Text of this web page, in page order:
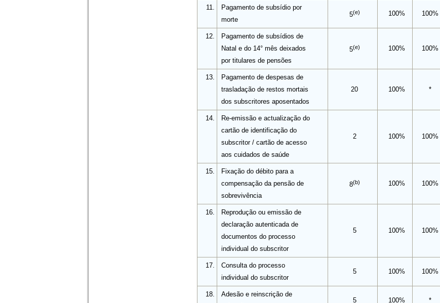
11.
Pagamento de subsídio por
morte
5(e) 100% 100%
12.
Pagamento de subsídios de
Natal e do 14° mês deixados
por titulares de pensões
5(e) 100% 100%
13.
Pagamento de despesas de
trasladação de restos mortais
dos subscritores aposentados
20 100% *
14.
Re-emissão e actualização do
cartão de identificação do
subscritor / cartão de acesso
aos cuidados de saúde
2 100% 100%
15.
Fixação do débito para a
compensação da pensão de
sobrevivência
8(b) 100% 100%
16.
Reprodução ou emissão de
declaração autenticada de
documentos do processo
individual do subscritor
5 100% 100%
17.
Consulta do processo
individual do subscritor
5 100% 100%
18.
Adesão e reinscrição de
5 100% *